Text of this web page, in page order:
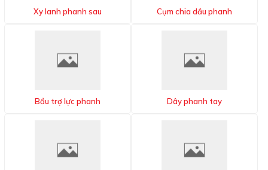
Xy lanh phanh sau Cụm chia dầu phanh
Bầu trợ lực phanh Dây phanh tay